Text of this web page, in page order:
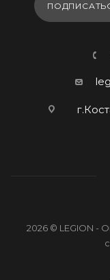
2026 © LEGION -